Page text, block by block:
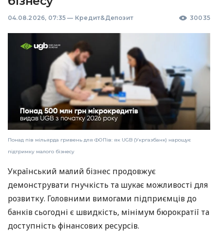
04.08.2026, 07:35 — Кредит&Депозит 30035
Понад пів мільярда гривень для ФОПів: як UGB (Укргазбанк) нарощує
підтримку малого бізнесу
Український малий бізнес продовжує
демонструвати гнучкість та шукає можливості для
розвитку. Головними вимогами підприємців до
банків сьогодні є швидкість, мінімум бюрократії та
доступність фінансових ресурсів.